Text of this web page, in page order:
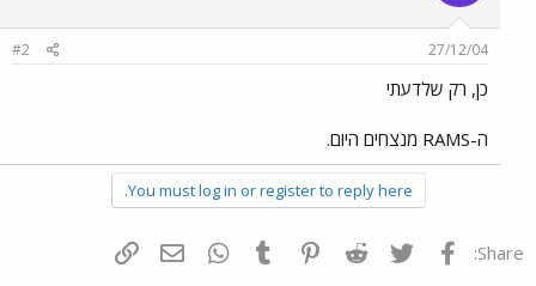
27/12/04
#2
כן, רק שלדעתי
ה-RAMS מנצחים היום.
You must log in or register to reply here.
Share: פייסבוק Twitter
Reddit
Pinterest
Tumblr
WhatsAppדואר אלקטרוני